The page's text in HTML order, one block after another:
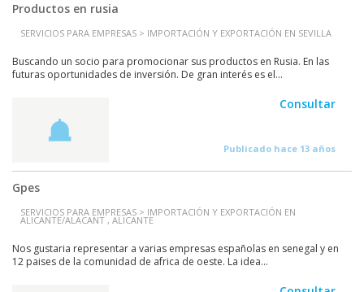
Productos en rusia
SERVICIOS PARA EMPRESAS > IMPORTACIÓN Y EXPORTACIÓN EN SEVILLA
Buscando un socio para promocionar sus productos en Rusia. En las
futuras oportunidades de inversión. De gran interés es el...
Consultar
Publicado hace 13 años
Gpes
SERVICIOS PARA EMPRESAS > IMPORTACIÓN Y EXPORTACIÓN EN
ALICANTE/ALACANT , ALICANTE
Nos gustaria representar a varias empresas españolas en senegal y en
12 paises de la comunidad de africa de oeste. La idea...